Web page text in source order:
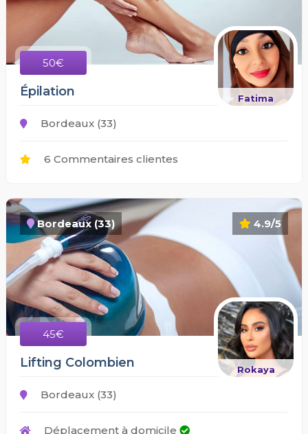
50€
Fatima
Épilation
Bordeaux (33)
6 Commentaires clientes
4.9/5
Bordeaux (33)
45€
Rokaya
Lifting Colombien
Bordeaux (33)
Déplacement à domicile